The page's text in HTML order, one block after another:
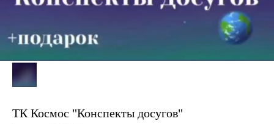
ТК Космос "Конспекты досугов"